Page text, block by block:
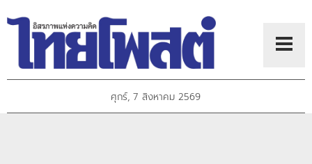
ศุกร์, 7 สิงหาคม 2569